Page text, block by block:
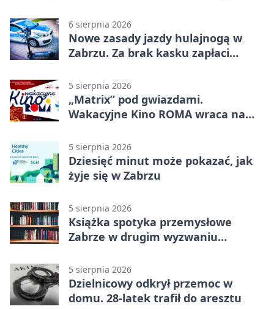
6 sierpnia 2026
Nowe zasady jazdy hulajnogą w
Zabrzu. Za brak kasku zapłaci
5 sierpnia 2026
„Matrix” pod gwiazdami.
Wakacyjne Kino ROMA wraca na
5 sierpnia 2026
Dziesięć minut może pokazać, jak
żyje się w Zabrzu
5 sierpnia 2026
Książka spotyka przemysłowe
Zabrze w drugim wyzwaniu
5 sierpnia 2026
Dzielnicowy odkrył przemoc w
domu. 28-latek trafił do aresztu